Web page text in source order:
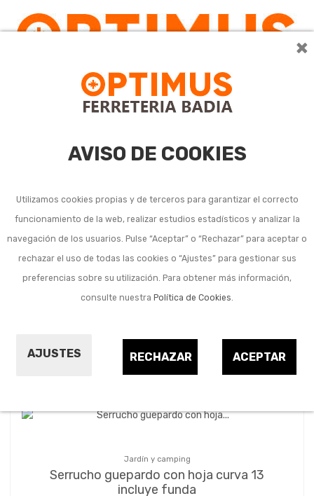
×
AVISO DE COOKIES
Utilizamos cookies propias y de terceros para garantizar el correcto
funcionamiento de la web, realizar estudios estadísticos y analizar la
navegación de los usuarios. Pulse “Aceptar” o “Rechazar” para aceptar o
rechazar el uso de todas las cookies o “Ajustes” para gestionar sus
preferencias sobre su utilización. Para obtener más información,
consulte nuestra Política de Cookies.
AJUSTES ACEPTAR
RECHAZAR
Herramienta manual de
serrado para jardín
Ordenar por: 24
Jardín y camping
Serrucho guepardo con hoja curva 13
incluye funda